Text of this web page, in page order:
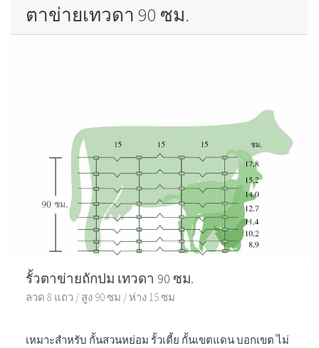
ตาข่ายเทวดา 90 ซม.
รั้วตาข่ายถักปม เทวดา 90 ซม.
ลวด 8 แถว / สูง 90 ซม / ห่าง 15 ซม
เหมาะสำหรับ กั้นสวนหย่อม รั้วเตี้ย กั้นเขตแดน บอกเขต ไม่